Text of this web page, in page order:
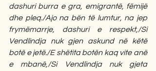
dashuri burra e gra, emigrantë, fëmijë
dhe pleq./Ajo na bën të lumtur, na jep
frymëmarrje, dashuri e respekt,/Si
Vendlindja nuk gjen askund në këtë
botë e jetë./E shëtita botën kaq vite anë
e mbanë,/Si Vendlindja nuk gjeta